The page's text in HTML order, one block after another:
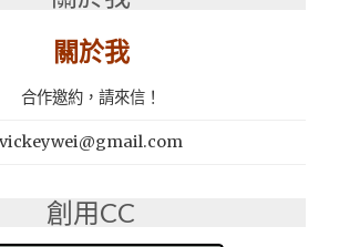
關於我
合作邀約，請來信！
vickeywei@gmail.com
創用CC